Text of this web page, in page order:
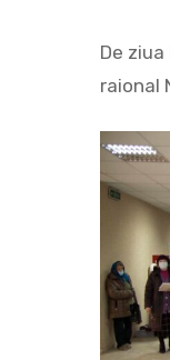
De
raional